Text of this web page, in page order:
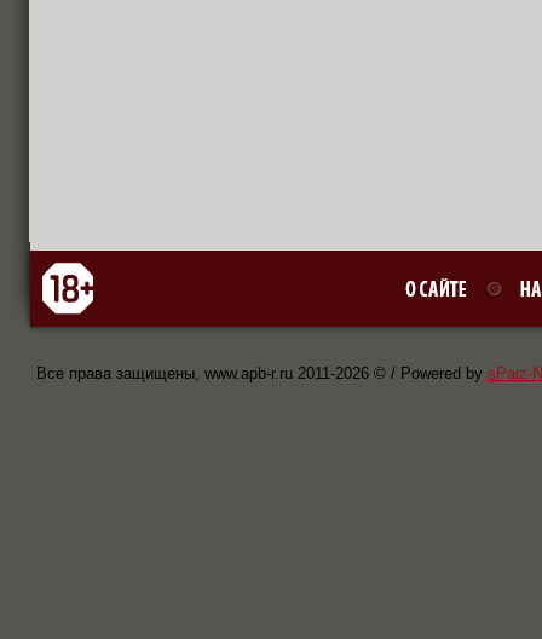
Все права защищены, www.apb-r.ru 2011-2026 © / Powered by sPaiz-